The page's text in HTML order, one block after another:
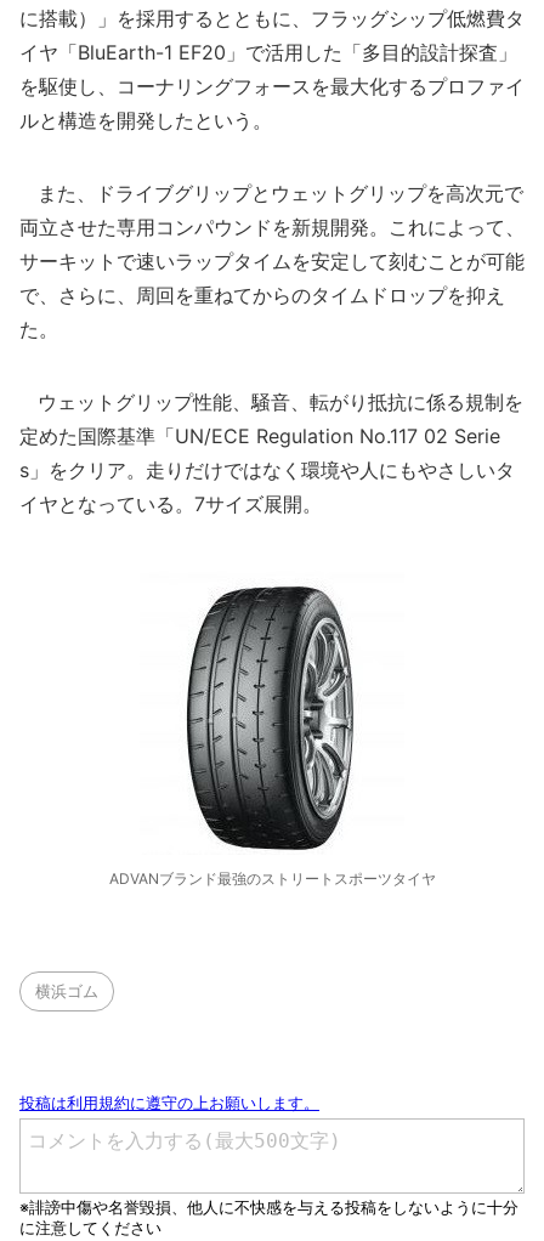
に搭載）」を採用するとともに、フラッグシップ低燃費タ
イヤ「BluEarth-1 EF20」で活用した「多目的設計探査」
を駆使し、コーナリングフォースを最大化するプロファイ
ルと構造を開発したという。
また、ドライブグリップとウェットグリップを高次元で
両立させた専用コンパウンドを新規開発。これによって、
サーキットで速いラップタイムを安定して刻むことが可能
で、さらに、周回を重ねてからのタイムドロップを抑え
た。
ウェットグリップ性能、騒音、転がり抵抗に係る規制を
定めた国際基準「UN/ECE Regulation No.117 02 Serie
s」をクリア。走りだけではなく環境や人にもやさしいタ
イヤとなっている。7サイズ展開。
ADVANブランド最強のストリートスポーツタイヤ
横浜ゴム